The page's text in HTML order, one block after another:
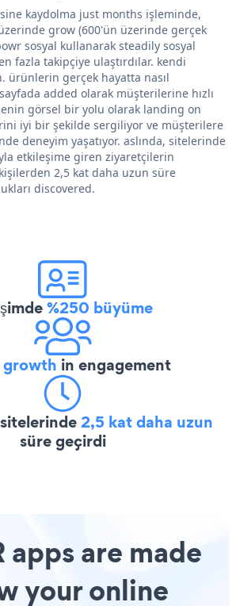
kaydolma just months işleminde,
grow (600'ün üzerinde gerçek
sosyal kullanarak steadily sosyal
fazla takipçiye ulaştırdılar. kendi
ürünlerin gerçek hayatta nasıl
added olarak müşterilerine hızlı
görsel bir yolu olarak landing on
iyi bir şekilde sergiliyor ve müşterilere
deneyim yaşatıyor. aslında, sitelerinde
etkileşime giren ziyaretçilerin
2,5 kat daha uzun süre
discovered.
%250 büyüme
in engagement
2,5 kat daha uzun
süre geçirdi
apps are made
your online